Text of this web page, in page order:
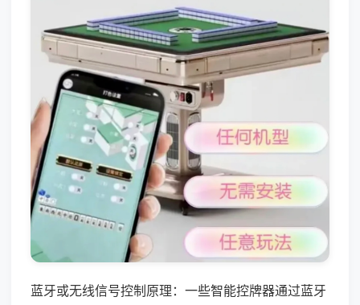
蓝牙或无线信号控制原理：一些智能控牌器通过蓝牙